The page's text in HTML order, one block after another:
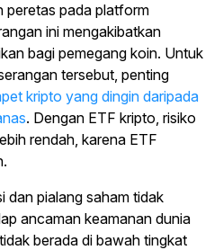
peretas pada platform
ini mengakibatkan
bagi pemegang koin. Untuk
tersebut, penting
kripto yang dingin daripada
. Dengan ETF kripto, risiko
rendah, karena ETF
dan pialang saham tidak
ancaman keamanan dunia
berada di bawah tingkat